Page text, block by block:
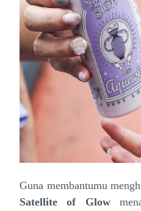
Guna membantumu
Satellite of Glow